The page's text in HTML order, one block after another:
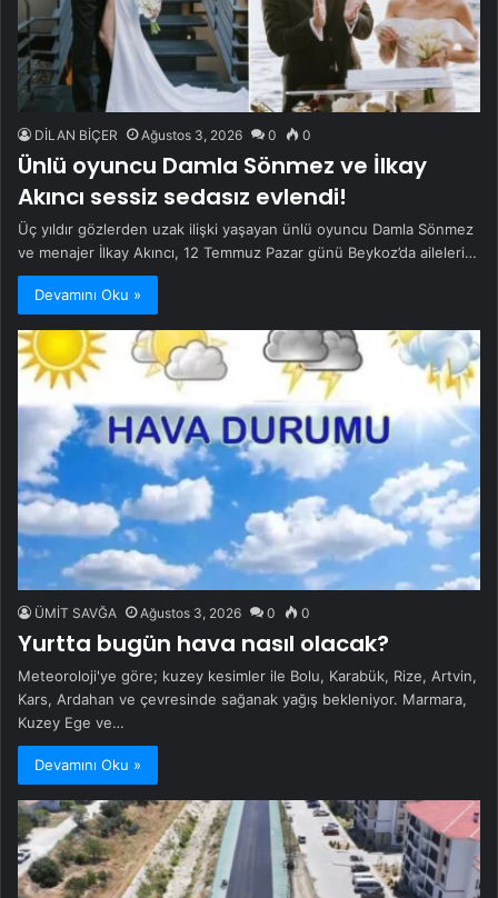
DİLAN BİÇER Ağustos 3, 2026 0 0
Ünlü oyuncu Damla Sönmez ve İlkay
Akıncı sessiz sedasız evlendi!
Üç yıldır gözlerden uzak ilişki yaşayan ünlü oyuncu Damla Sönmez
ve menajer İlkay Akıncı, 12 Temmuz Pazar günü Beykoz’da aileleri…
Devamını Oku »
ÜMİT SAVĞA Ağustos 3, 2026 0 0
Yurtta bugün hava nasıl olacak?
Meteoroloji'ye göre; kuzey kesimler ile Bolu, Karabük, Rize, Artvin,
Kars, Ardahan ve çevresinde sağanak yağış bekleniyor. Marmara,
Kuzey Ege ve…
Devamını Oku »